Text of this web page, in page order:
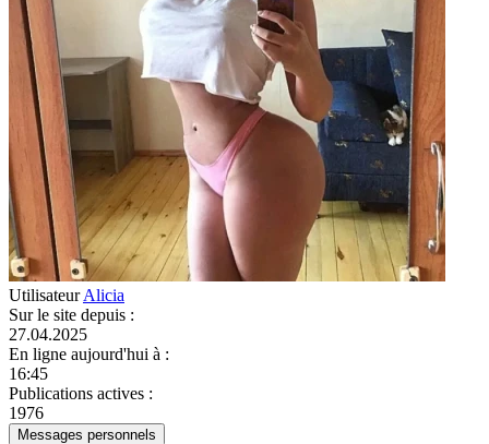
UtilisateurAlicia
Sur le site depuis :
27.04.2025
En ligne aujourd'hui à :
16:45
Publications actives :
1976
Messages personnels